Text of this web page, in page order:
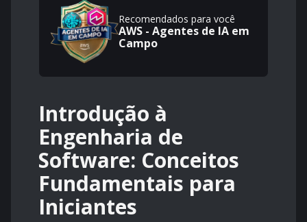
Recomendados para você
AWS - Agentes de IA em
Campo
Introdução à
Engenharia de
Software: Conceitos
Fundamentais para
Iniciantes